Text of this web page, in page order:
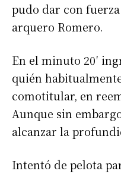
pudo dar con
arquero Romero.
En el minuto 20′
quién
comotitular, en
Aunque sin
alcanzar la
Intentó de pelota